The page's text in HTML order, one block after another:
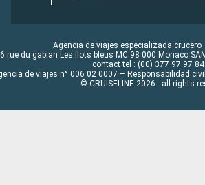
Agencia de viajes especializada crucero
rue du gabian Les flots bleus MC 98 000 Monaco
contact tel : (00) 377 97 97
de viajes n° 006 02 0007 – Responsabilidad
© CRUISELINE 2026 - all rights